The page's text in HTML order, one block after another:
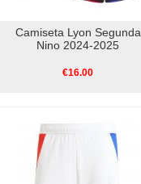
Camiseta Lyon Segunda
Nino 2024-2025
€16.00